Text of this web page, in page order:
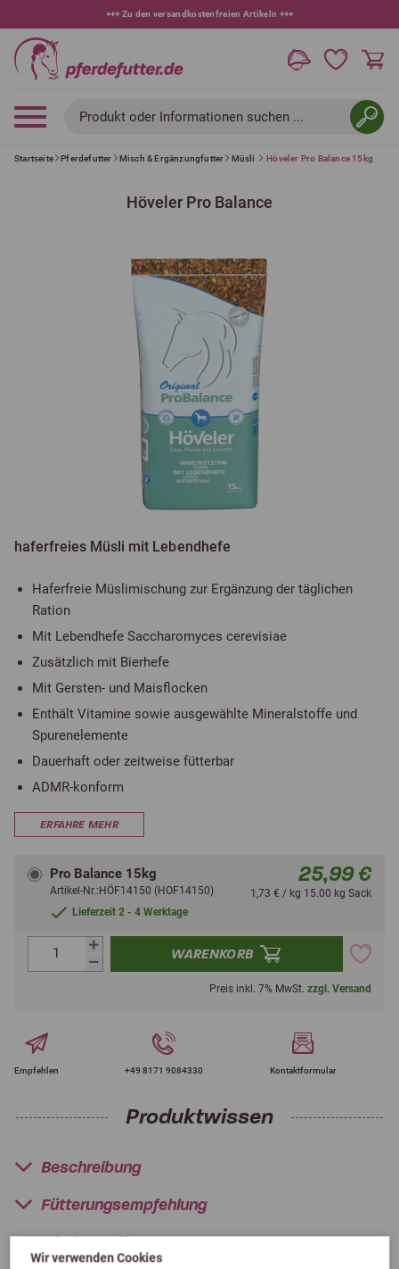
Wir verwenden Cookies
+++10 % bei Newsletteranmeldung
Produkt oder Informationen suchen ...
Startseite Pferdefutter Misch & Ergänzungfutter Müsli Höveler Pro Balance 15kg
Höveler Pro Balance
haferfreies Müsli mit Lebendhefe
Haferfreie Müslimischung zur Ergänzung der täglichen
Ration
Mit Lebendhefe Saccharomyces cerevisiae
Zusätzlich mit Bierhefe
Mit Gersten- und Maisflocken
Enthält Vitamine sowie ausgewählte Mineralstoffe und
Spurenelemente
Dauerhaft oder zeitweise fütterbar
ADMR-konform
ERFAHRE MEHR
Pro Balance 15kg
Artikel-Nr.:HÖF14150 (HOF14150)
Lieferzeit 2 - 4 Werktage
25,99 €
1,73 € / kg 15.00 kg Sack
WARENKORB
Preis inkl. 7% MwSt. zzgl. Versand
Empfehlen +49 8171 9084330 Kontaktformular
Produktwissen
Beschreibung
Fütterungsempfehlung
Inhaltsstoffe